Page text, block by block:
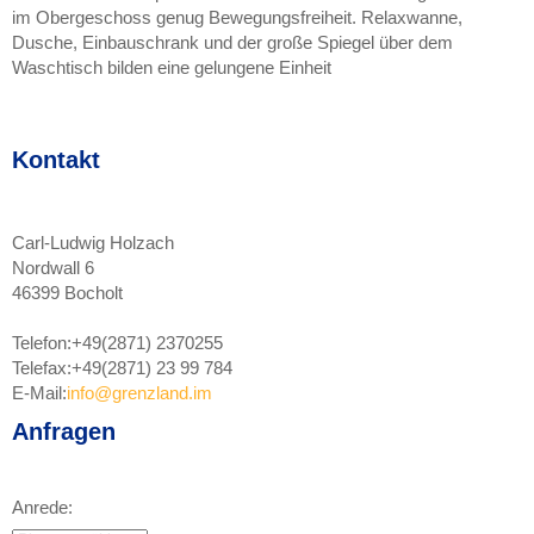
im Obergeschoss genug Bewegungsfreiheit. Relaxwanne,
Dusche, Einbauschrank und der große Spiegel über dem
Waschtisch bilden eine gelungene Einheit
Kontakt
Carl-Ludwig Holzach
Nordwall 6
46399 Bocholt
Telefon:+49(2871) 2370255
Telefax:+49(2871) 23 99 784
E-Mail:info@grenzland.im
Anfragen
Anrede: